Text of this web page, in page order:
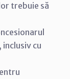
trebuie să
cu